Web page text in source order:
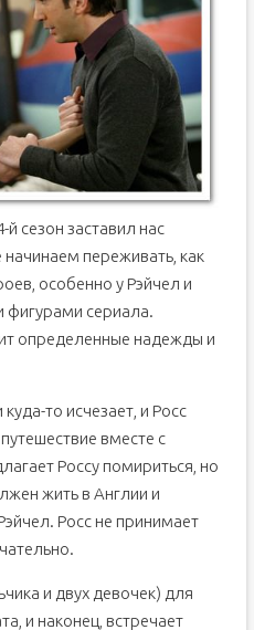
сезон заставил нас
переживать, как
особенно у Рэйчел и
фигурами сериала.
определенные надежды и
то исчезает, и Росс
вместе с
Россу помириться, но
жить в Англии и
Росс не принимает
и двух девочек) для
и наконец, встречает